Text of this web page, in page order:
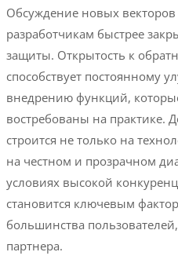
Обсуждение новых векторов
разработчикам быстрее
защиты. Открытость к
способствует постоянному
внедрению функций,
востребованы на практике.
строится не только на
на честном и прозрачном
условиях высокой
становится ключевым
большинства
партнера.